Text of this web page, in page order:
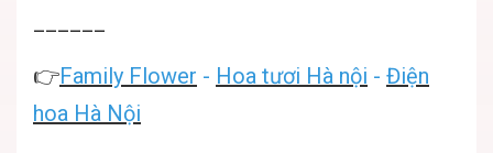
👉Family Flower - Hoa tươi Hà nội - Điện
hoa Hà Nội